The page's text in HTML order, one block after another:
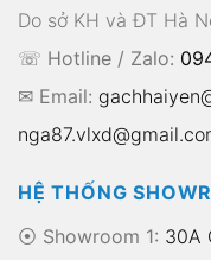
Do sở KH và ĐT Hà
☏ Hotline / Zalo:
✉ Email:
HỆ THỐNG
⦿ Showroom 1: 30A